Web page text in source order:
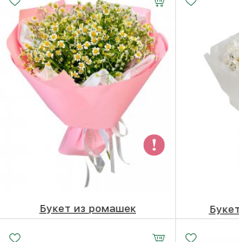
Букет из ромашек